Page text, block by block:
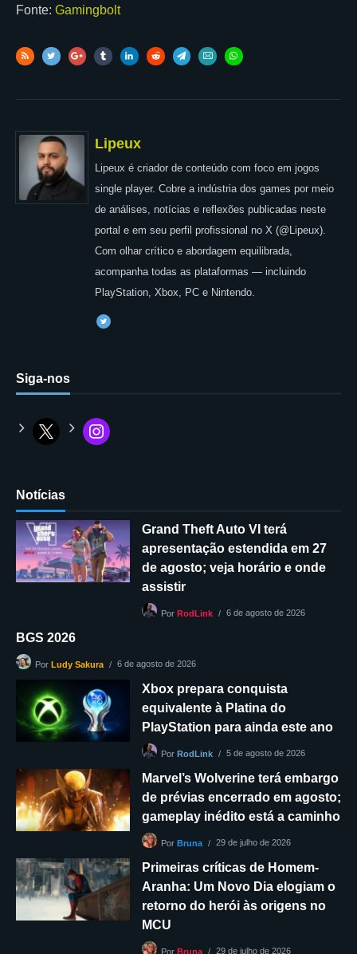
Fonte: Gamingbolt
Lipeux
Lipeux é criador de conteúdo com foco em jogos
single player. Cobre a indústria dos games por meio
de análises, notícias e reflexões publicadas neste
portal e em seu perfil profissional no X (@Lipeux).
Com olhar crítico e abordagem equilibrada,
acompanha todas as plataformas — incluindo
PlayStation, Xbox, PC e Nintendo.
Siga-nos
Notícias
Grand Theft Auto VI terá
apresentação estendida em 27
de agosto; veja horário e onde
assistir
PorRodLink 6 de agosto de 2026
BGS 2026
PorLudy Sakura 6 de agosto de 2026
Xbox prepara conquista
equivalente à Platina do
PlayStation para ainda este ano
PorRodLink 5 de agosto de 2026
Marvel’s Wolverine terá embargo
de prévias encerrado em agosto;
gameplay inédito está a caminho
PorBruna 29 de julho de 2026
Primeiras críticas de Homem-
Aranha: Um Novo Dia elogiam o
retorno do herói às origens no
MCU
PorBruna 29 de julho de 2026